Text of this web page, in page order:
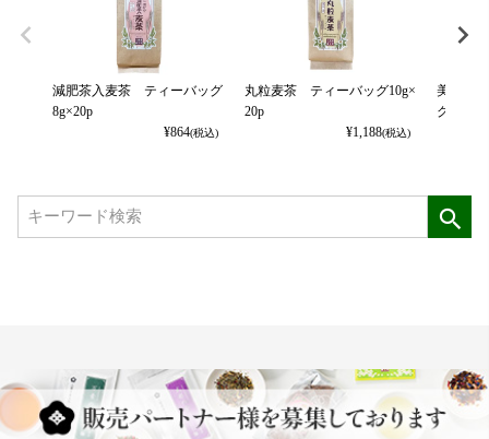
減肥茶入麦茶 ティーバッグ
8g×20p
¥864(税込)
丸粒麦茶 ティーバッグ10g×
20p
¥1,188(税込)
美味し
グ3g×10p